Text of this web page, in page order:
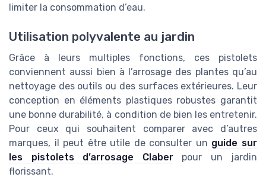
limiter la consommation d’eau.
Utilisation polyvalente au jardin
Grâce à leurs multiples fonctions, ces pistolets
conviennent aussi bien à l’arrosage des plantes qu’au
nettoyage des outils ou des surfaces extérieures. Leur
conception en éléments plastiques robustes garantit
une bonne durabilité, à condition de bien les entretenir.
Pour ceux qui souhaitent comparer avec d’autres
marques, il peut être utile de consulter un guide sur
les pistolets d’arrosage Claberpour un jardin
florissant.